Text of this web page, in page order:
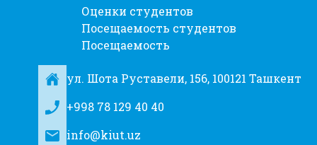
Оценки студентов
Посещаемость студентов
Посещаемость
ул. Шота Руставели, 156, 100121 Ташкент
+998 78 129 40 40
info@kiut.uz